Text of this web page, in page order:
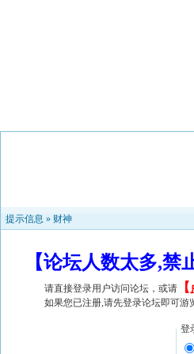
提示信息 » 财神
【论坛人数太多,
请直接登录用户访问论坛，或请 【
如果您已注册,请先登录论坛即可游
登